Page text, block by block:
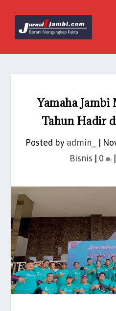
Yamaha
Tahun Hadir
Posted by admin_
Bisnis
0 |